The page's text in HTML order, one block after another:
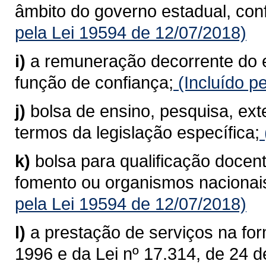
âmbito do governo estadual,
pela Lei 19594 de 12/07/2018)
i) a remuneração decorrente
função de confiança; (Incluído
j) bolsa de ensino, pesquisa,
termos da legislação específica;
k) bolsa para qualificação
fomento ou organismos
pela Lei 19594 de 12/07/2018)
l) a prestação de serviços na
1996 e da Lei nº 17.314, de 24